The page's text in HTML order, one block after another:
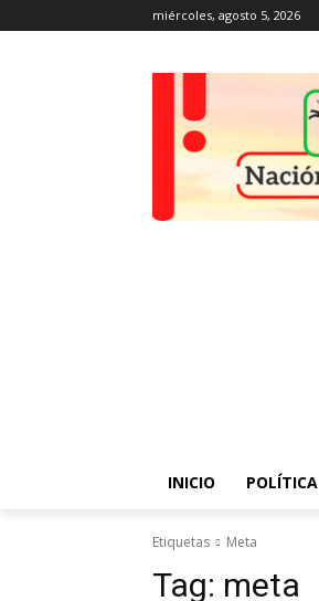
miércoles, agosto 5, 2026
INICIO POLÍTICA
Etiquetas Meta
Tag: meta